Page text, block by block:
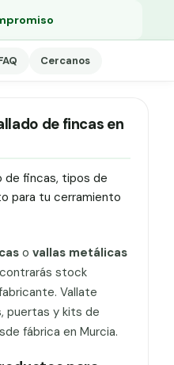
Cercanos
de fincas en
de fincas, tipos de
para tu cerramiento
o vallas metálicas
stock
Vallate
puertas y kits de
fábrica en Murcia.